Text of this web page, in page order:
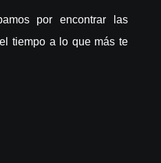
por encontrar las
tiempo a lo que más te